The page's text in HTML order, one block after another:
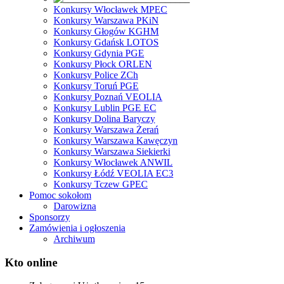
Konkursy Włocławek MPEC
Konkursy Warszawa PKiN
Konkursy Głogów KGHM
Konkursy Gdańsk LOTOS
Konkursy Gdynia PGE
Konkursy Płock ORLEN
Konkursy Police ZCh
Konkursy Toruń PGE
Konkursy Poznań VEOLIA
Konkursy Lublin PGE EC
Konkursy Dolina Baryczy
Konkursy Warszawa Żerań
Konkursy Warszawa Kawęczyn
Konkursy Warszawa Siekierki
Konkursy Włocławek ANWIL
Konkursy Łódź VEOLIA EC3
Konkursy Tczew GPEC
Pomoc sokołom
Darowizna
Sponsorzy
Zamówienia i ogłoszenia
Archiwum
Kto online